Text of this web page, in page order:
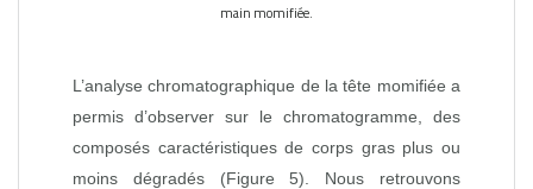
main momifiée.
L’analyse chromatographique de la tête momifiée a
permis d’observer sur le chromatogramme, des
composés caractéristiques de corps gras plus ou
moins dégradés (Figure 5). Nous retrouvons